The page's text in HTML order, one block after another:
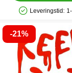
Leveringstid:
-21%
Markér